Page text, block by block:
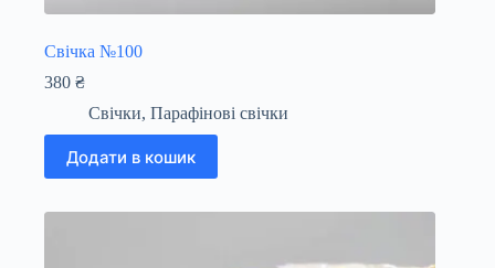
Свічка №100
380 ₴
Свічки, Парафінові свічки
Додати в кошик